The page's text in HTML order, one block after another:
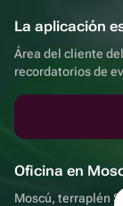
La aplicación
Área del cliente
recordatorios de
Oficina en
Moscú, terraplén